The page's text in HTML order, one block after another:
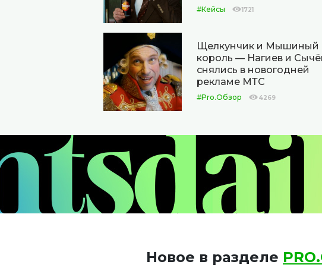
#Кейсы 1721
Щелкунчик и Мышиный
король — Нагиев и
снялись в новогодней
рекламе МТС
#Pro.Обзор 4269
Новое в разделе